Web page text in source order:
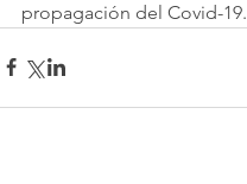
propagación del Covid-19.